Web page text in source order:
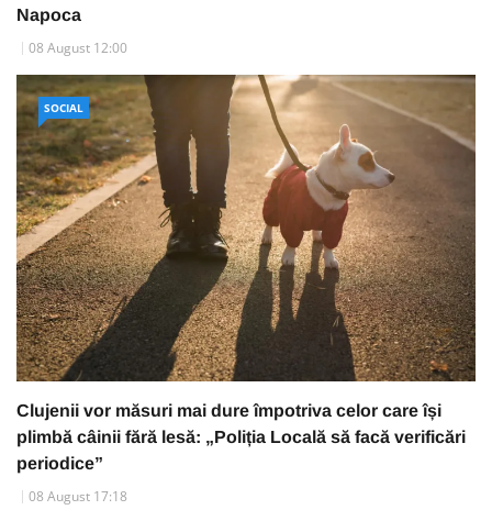
Napoca
08 August 12:00
SOCIAL
Clujenii vor măsuri mai dure împotriva celor care își
plimbă câinii fără lesă: „Poliția Locală să facă verificări
periodice”
08 August 17:18